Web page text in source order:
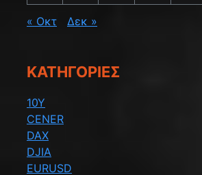
« Οκτ Δεκ »
KΑΤΗΓΟΡΊΕΣ
10Y
CENER
DAX
DJIA
EURUSD